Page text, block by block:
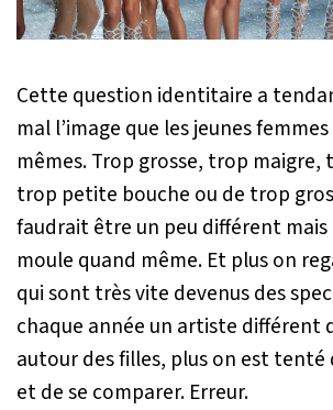
Cette question identitaire a
mal l’image que les jeunes
mêmes. Trop grosse, trop
trop petite bouche ou de trop
faudrait être un peu différent
moule quand même. Et plus on
qui sont très vite devenus des
chaque année un artiste différent
autour des filles, plus on est tenté
et de se comparer. Erreur.